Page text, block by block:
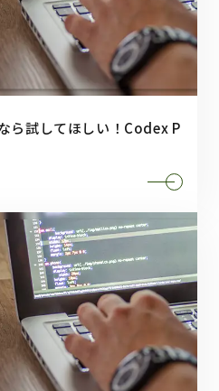
ら試してほしい！Codex P